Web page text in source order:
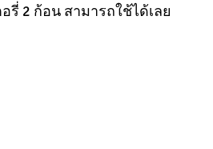
รี่ 2 ก้อน สามารถใช้ได้เลย